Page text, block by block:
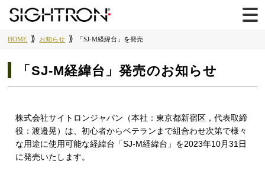
HOME お知らせ 「SJ-M経緯台」を発売
「SJ-M経緯台」発売のお知らせ
株式会社サイトロンジャパン（本社：東京都新宿区，代表取締
役：渡邉晃）は、初心者からベテランまで組合わせ次第で様々
な用途に使用可能な経緯台「SJ-M経緯台」を2023年10月31日
に発売いたします。